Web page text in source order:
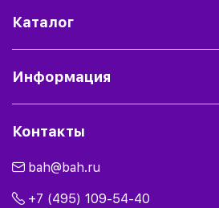
Каталог
Информация
Контакты
bah@bah.ru
+7 (495) 109-54-40